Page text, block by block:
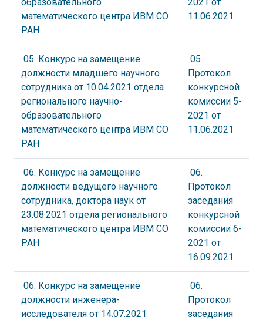
математического центра ИВМ СО
РАН
11.06.2021
05. Конкурс на замещение
должности младшего научного
сотрудника от 10.04.2021 отдела
регионального научно-
образовательного
математического центра ИВМ СО
РАН
05.
Протокол
конкурсной
комиссии 5-
2021 от
11.06.2021
06. Конкурс на замещение
должности ведущего научного
сотрудника, доктора наук от
23.08.2021 отдела регионального
математического центра ИВМ СО
РАН
06.
Протокол
заседания
конкурсной
комиссии 6-
2021 от
16.09.2021
06. Конкурс на замещение
должности инженера-
исследователя от 14.07.2021
06.
Протокол
заседания